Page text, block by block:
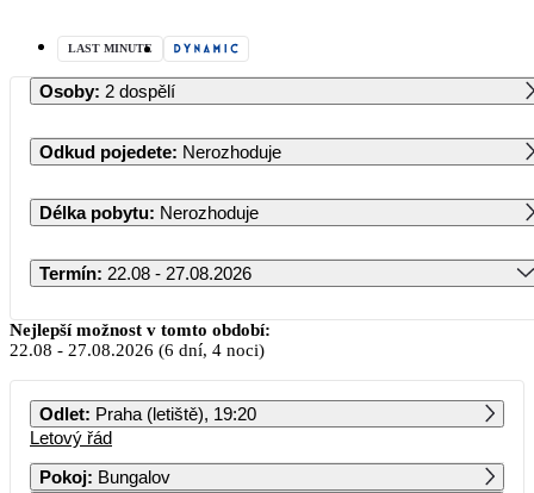
LAST MINUTE
Osoby: 2 dospělí
Odkud pojedete: Nerozhoduje
Délka pobytu: Nerozhoduje
Termín: 22.08 - 27.08.2026
Srpen 2026
PO ÚT ST ČT PÁ SO NE
Nejlepší možnost v tomto období:
22.08 - 27.08.2026 (6 dní, 4 noci)
Odlet: Praha (letiště), 19:20
Letový řád
Pokoj: Bungalov